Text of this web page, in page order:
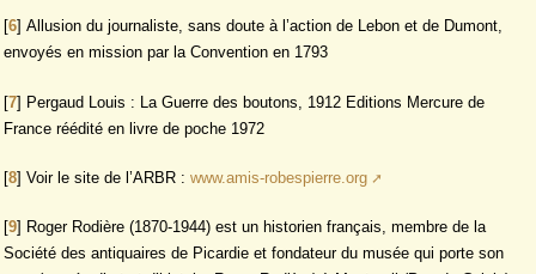
[6] Allusion du journaliste, sans doute à l’action de Lebon et de Dumont,
envoyés en mission par la Convention en 1793
[7] Pergaud Louis : La Guerre des boutons, 1912 Editions Mercure de
France réédité en livre de poche 1972
[8] Voir le site de l’ARBR : www.amis-robespierre.org
[9] Roger Rodière (1870-1944) est un historien français, membre de la
Société des antiquaires de Picardie et fondateur du musée qui porte son